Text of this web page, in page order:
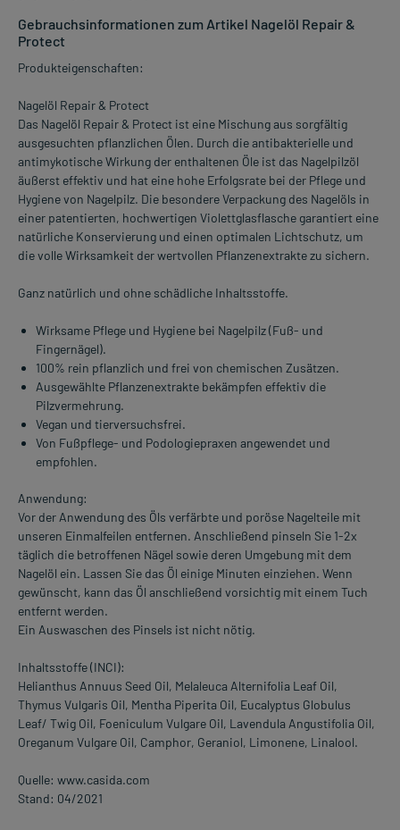
Gebrauchsinformationen zum Artikel Nagelöl Repair &
Protect
Produkteigenschaften:
Nagelöl Repair & Protect
Das Nagelöl Repair & Protect ist eine Mischung aus sorgfältig
ausgesuchten pflanzlichen Ölen. Durch die antibakterielle und
antimykotische Wirkung der enthaltenen Öle ist das Nagelpilzöl
äußerst effektiv und hat eine hohe Erfolgsrate bei der Pflege und
Hygiene von Nagelpilz. Die besondere Verpackung des Nagelöls in
einer patentierten, hochwertigen Violettglasflasche garantiert eine
natürliche Konservierung und einen optimalen Lichtschutz, um
die volle Wirksamkeit der wertvollen Pflanzenextrakte zu sichern.
Ganz natürlich und ohne schädliche Inhaltsstoffe.
Wirksame Pflege und Hygiene bei Nagelpilz (Fuß- und
Fingernägel).
100% rein pflanzlich und frei von chemischen Zusätzen.
Ausgewählte Pflanzenextrakte bekämpfen effektiv die
Pilzvermehrung.
Vegan und tierversuchsfrei.
Von Fußpflege- und Podologiepraxen angewendet und
empfohlen.
Anwendung:
Vor der Anwendung des Öls verfärbte und poröse Nagelteile mit
unseren Einmalfeilen entfernen. Anschließend pinseln Sie 1-2x
täglich die betroffenen Nägel sowie deren Umgebung mit dem
Nagelöl ein. Lassen Sie das Öl einige Minuten einziehen. Wenn
gewünscht, kann das Öl anschließend vorsichtig mit einem Tuch
entfernt werden.
Ein Auswaschen des Pinsels ist nicht nötig.
Inhaltsstoffe (INCI):
Helianthus Annuus Seed Oil, Melaleuca Alternifolia Leaf Oil,
Thymus Vulgaris Oil, Mentha Piperita Oil, Eucalyptus Globulus
Leaf/ Twig Oil, Foeniculum Vulgare Oil, Lavendula Angustifolia Oil,
Oreganum Vulgare Oil, Camphor, Geraniol, Limonene, Linalool.
Quelle: www.casida.com
Stand: 04/2021